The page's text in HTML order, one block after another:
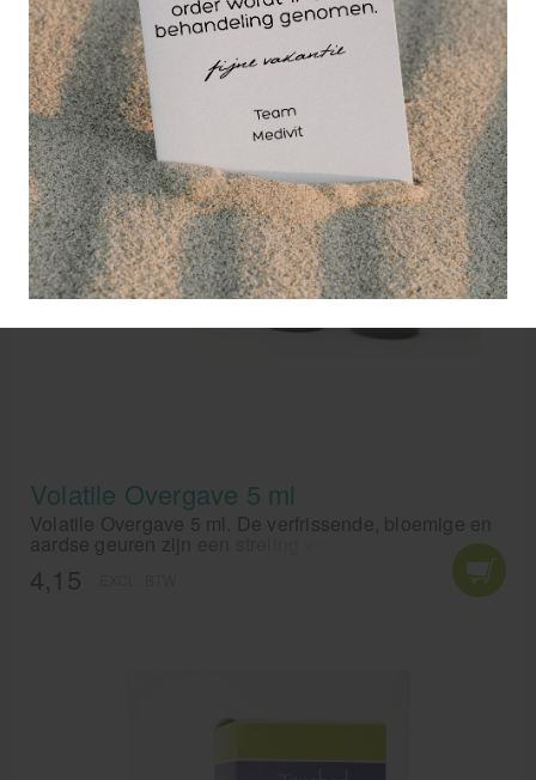
Volatile Overgave 5 ml
Volatile Overgave 5 ml. De verfrissende, bloemige en
aardse geuren zijn een streling voor de zintuigen.
4,15